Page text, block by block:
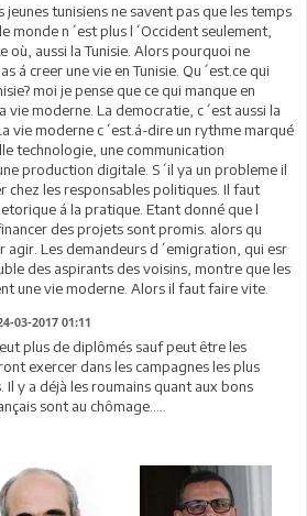
jeunes tunisiens ne savent pas que les temps
monde n´est plus l´Occident seulement,
où, aussi la Tunisie. Alors pourquoi ne
á creer une vie en Tunisie. Qu´est.ce qui
moi je pense que ce qui manque en
vie moderne. La democratie, c´est aussi la
vie moderne c´est.á-dire un rythme marqué
technologie, une communication
production digitale. S´il ya un probleme il
chez les responsables politiques. Il faut
á la pratique. Etant donné que l
des projets sont promis. alors qu
agir. Les demandeurs d´emigration, qui esr
des aspirants des voisins, montre que les
une vie moderne. Alors il faut faire vite.
03-2017 01:11
plus de diplômés sauf peut être les
exercer dans les campagnes les plus
Il y a déjà les roumains quant aux bons
sont au chômage.....